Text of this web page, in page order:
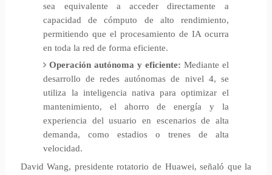
sea equivalente a acceder directamente a
capacidad de cómputo de alto rendimiento,
permitiendo que el procesamiento de IA ocurra
en toda la red de forma eficiente.
Operación autónoma y eficiente: Mediante el
desarrollo de redes autónomas de nivel 4, se
utiliza la inteligencia nativa para optimizar el
mantenimiento, el ahorro de energía y la
experiencia del usuario en escenarios de alta
demanda, como estadios o trenes de alta
velocidad.
David Wang, presidente rotatorio de Huawei, señaló que la